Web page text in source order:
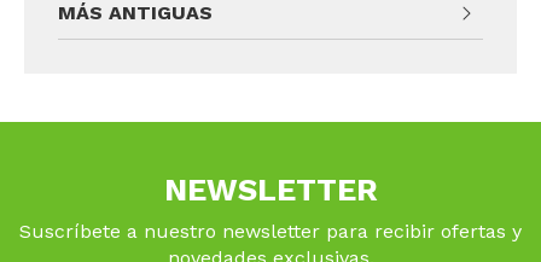
MÁS ANTIGUAS
NEWSLETTER
Suscríbete a nuestro newsletter para recibir ofertas y
novedades exclusivas.